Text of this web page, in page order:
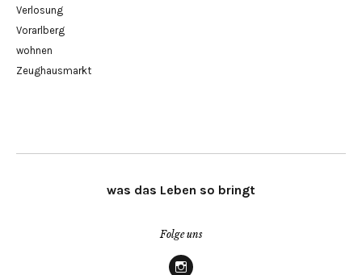
Verlosung
Vorarlberg
wohnen
Zeughausmarkt
was das Leben so bringt
Folge uns